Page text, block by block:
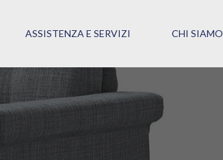
ASSISTENZA E SERVIZI CHI SIAMO